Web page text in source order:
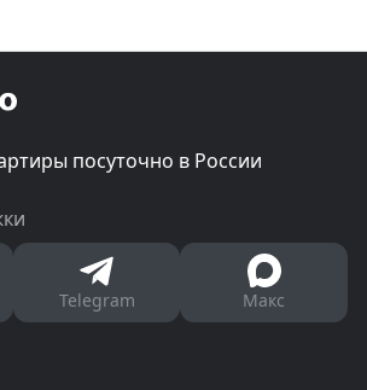
посуточно в России
Telegram Макс